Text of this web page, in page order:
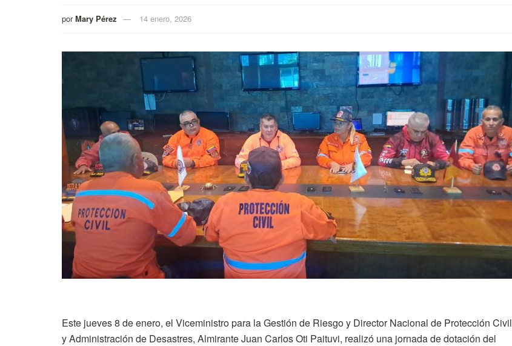
por Mary Pérez 14 enero, 2026
Este jueves 8 de enero, el Viceministro para la Gestión de Riesgo y Director Nacional de Protección Civil
y Administración de Desastres, Almirante Juan Carlos Oti Paituvi, realizó una jornada de dotación del